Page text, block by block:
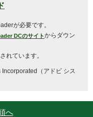
が必要です。
DCのサイトからダウン
れています。
Incorporated （アドビ シス
へ